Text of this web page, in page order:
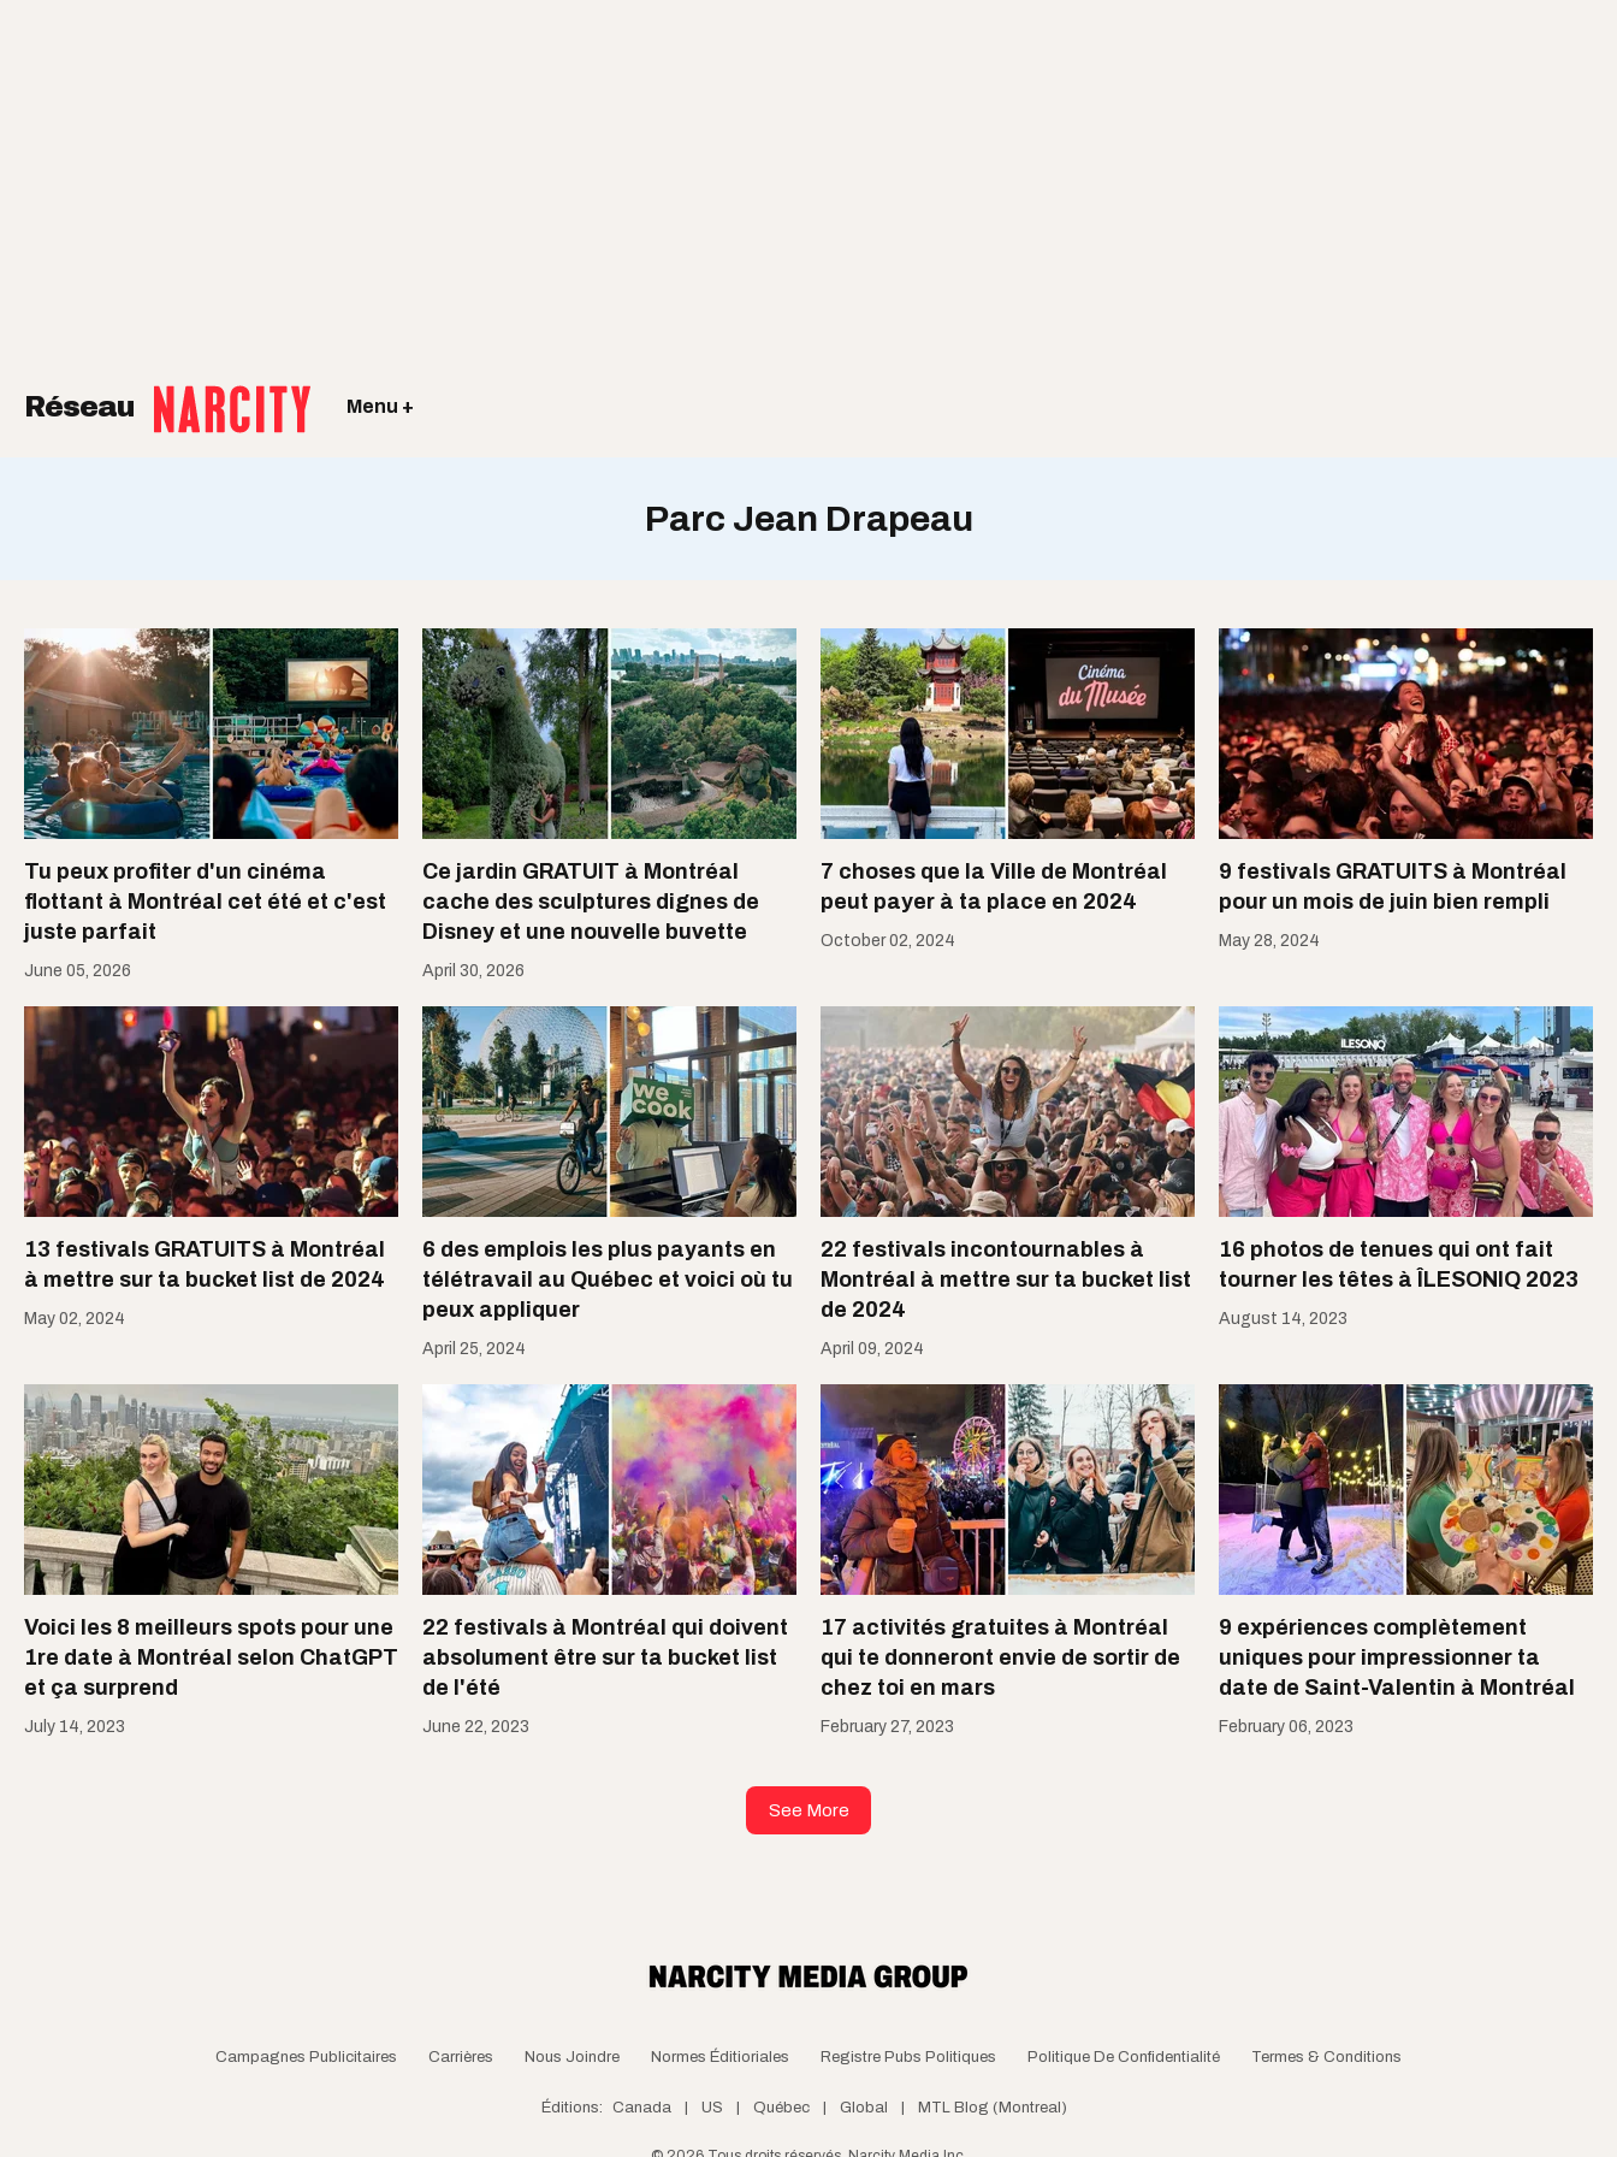
Réseau Menu +
Parc Jean Drapeau
Tu peux profiter d'un cinéma
flottant à Montréal cet été et c'est
juste parfait
June 05, 2026
Ce jardin GRATUIT à Montréal
cache des sculptures dignes de
Disney et une nouvelle buvette
April 30, 2026
7 choses que la Ville de Montréal
peut payer à ta place en 2024
October 02, 2024
9 festivals GRATUITS à Montréal
pour un mois de juin bien rempli
May 28, 2024
13 festivals GRATUITS à Montréal
à mettre sur ta bucket list de 2024
May 02, 2024
6 des emplois les plus payants en
télétravail au Québec et voici où tu
peux appliquer
April 25, 2024
22 festivals incontournables à
Montréal à mettre sur ta bucket list
de 2024
April 09, 2024
16 photos de tenues qui ont fait
tourner les têtes à ÎLESONIQ 2023
August 14, 2023
Voici les 8 meilleurs spots pour une
1re date à Montréal selon ChatGPT
et ça surprend
July 14, 2023
22 festivals à Montréal qui doivent
absolument être sur ta bucket list
de l'été
June 22, 2023
17 activités gratuites à Montréal
qui te donneront envie de sortir de
chez toi en mars
February 27, 2023
9 expériences complètement
uniques pour impressionner ta
date de Saint-Valentin à Montréal
February 06, 2023
See More
Campagnes Publicitaires Carrières Nous Joindre Normes Éditioriales Registre Pubs Politiques Politique De Confidentialité Termes & Conditions
Éditions: Canada | US | Québec | Global | MTL Blog (Montreal)